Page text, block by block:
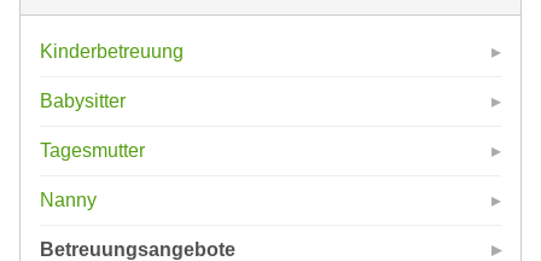
Kinderbetreuung
Babysitter
Tagesmutter
Nanny
Betreuungsangebote